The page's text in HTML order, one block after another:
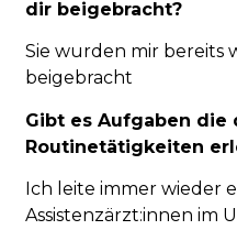
dir beigebracht?
Sie wurden mir bereits
beigebracht
Gibt es Aufgaben die
Routinetätigkeiten
Ich leite immer wieder
Assistenzärzt:innen im